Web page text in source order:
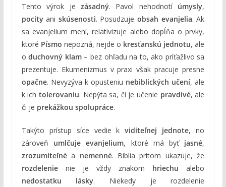
Tento výrok je zásadný. Pavol nehodnotí úmysly,
pocityani skúsenosti. Posudzujeobsah evanjelia. Ak
sa evanjelium mení, relativizuje alebo dopĺňa o prvky,
ktoré Písmo nepozná, nejde o kresťanskú jednotu, ale
oduchovný klam– bez ohľadu na to, ako príťažlivo sa
prezentuje. Ekumenizmus v praxi však pracuje presne
opačne. Nevyzýva k opusteniu nebiblických učení, ale
k ich tolerovaniu. Nepýta sa, či je učenie pravdivé, ale
či je prekážkou spolupráce.
Takýto prístup síce vedie kviditeľnej jednote, no
zároveň umlčuje evanjelium, ktoré má byť jasné,
zrozumiteľnéa nemenné. Biblia pritom ukazuje, že
rozdelenienie je vždy znakom hriechu alebo
nedostatku lásky. Niekedy je rozdelenie